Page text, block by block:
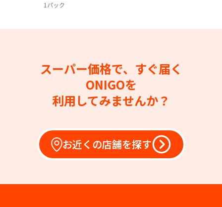
1パック
スーパー価格で、すぐ届く
ONIGOを
利用してみませんか？
お近くの店舗を探す